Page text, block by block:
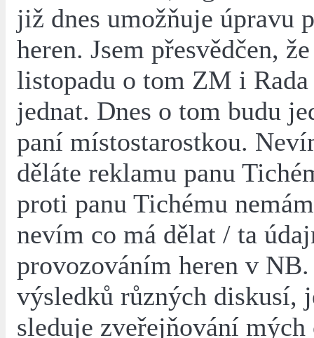
již dnes umožňuje úpravu
heren. Jsem přesvědčen,
listopadu o tom ZM i Rada
jednat. Dnes o tom budu
paní místostarostkou.
děláte reklamu panu
proti panu Tichému
nevím co má dělat / ta
provozováním heren v
výsledků různých diskusí,
sleduje zveřejňování mých